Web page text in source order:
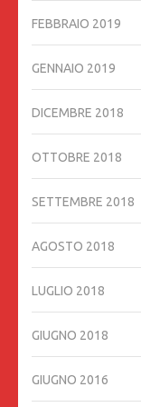
FEBBRAIO 2019
GENNAIO 2019
DICEMBRE 2018
OTTOBRE 2018
SETTEMBRE 2018
AGOSTO 2018
LUGLIO 2018
GIUGNO 2018
GIUGNO 2016